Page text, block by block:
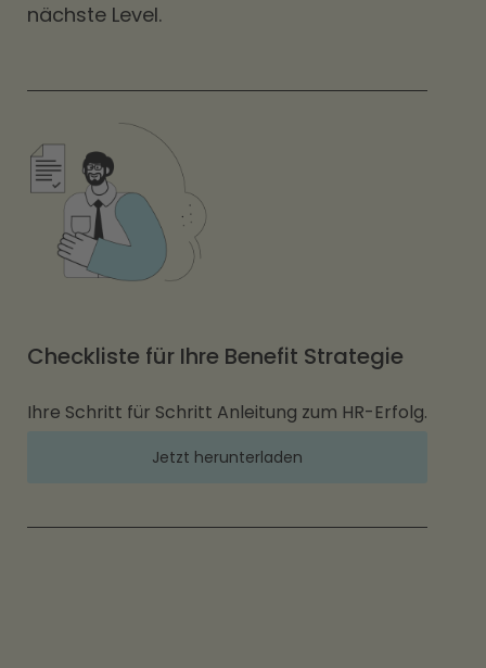
nächste Level.
Checkliste für Ihre Benefit Strategie
Ihre Schritt für Schritt Anleitung zum HR-Erfolg.
Jetzt herunterladen